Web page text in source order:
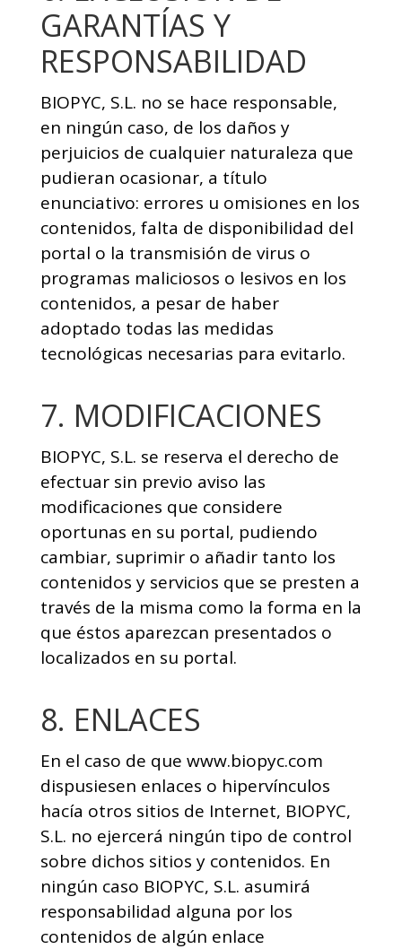
GARANTÍAS Y
RESPONSABILIDAD
BIOPYC, S.L. no se hace responsable,
en ningún caso, de los daños y
perjuicios de cualquier naturaleza que
pudieran ocasionar, a título
enunciativo: errores u omisiones en los
contenidos, falta de disponibilidad del
portal o la transmisión de virus o
programas maliciosos o lesivos en los
contenidos, a pesar de haber
adoptado todas las medidas
tecnológicas necesarias para evitarlo.
7. MODIFICACIONES
BIOPYC, S.L. se reserva el derecho de
efectuar sin previo aviso las
modificaciones que considere
oportunas en su portal, pudiendo
cambiar, suprimir o añadir tanto los
contenidos y servicios que se presten a
través de la misma como la forma en la
que éstos aparezcan presentados o
localizados en su portal.
8. ENLACES
En el caso de que www.biopyc.com
dispusiesen enlaces o hipervínculos
hacía otros sitios de Internet, BIOPYC,
S.L. no ejercerá ningún tipo de control
sobre dichos sitios y contenidos. En
ningún caso BIOPYC, S.L. asumirá
responsabilidad alguna por los
contenidos de algún enlace